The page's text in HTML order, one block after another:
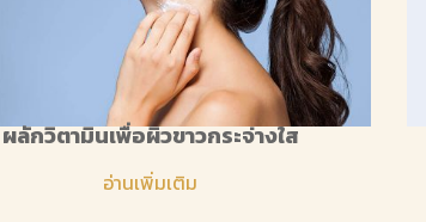
ผลักวิตามินเพื่อผิวขาวกระจ่างใส
อ่านเพิ่มเติม